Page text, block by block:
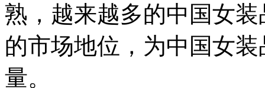
熟，越来越多的中国女
的市场地位，为中国女
量。